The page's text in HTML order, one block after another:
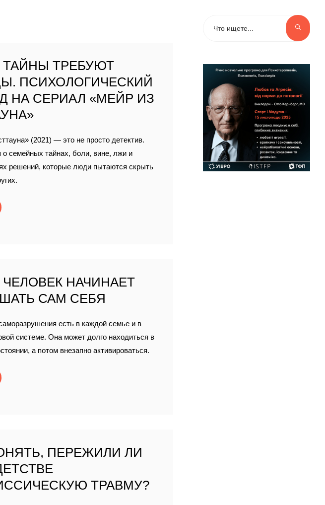
ТАЙНЫ ТРЕБУЮТ
ПСИХОЛОГИЧЕСКИЙ
НА СЕРИАЛ «МЕЙР ИЗ
(2021) — это не просто детектив.
о семейных тайнах, боли, вине, лжи и
решений, которые люди пытаются скрыть
ЧЕЛОВЕК НАЧИНАЕТ
САМ СЕБЯ
есть в каждой семье и в
системе. Она может долго находиться в
а потом внезапно активироваться.
ПЕРЕЖИЛИ ЛИ
ТРАВМУ?